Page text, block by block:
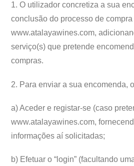
1. O utilizador concretiza a sua
conclusão do processo de
www.atalayawines.com,
serviço(s) que pretende
compras.
2. Para enviar a sua encomenda,
a) Aceder e registar-se (caso
www.atalayawines.com,
informações aí solicitadas;
b) Efetuar o “login” (facultando